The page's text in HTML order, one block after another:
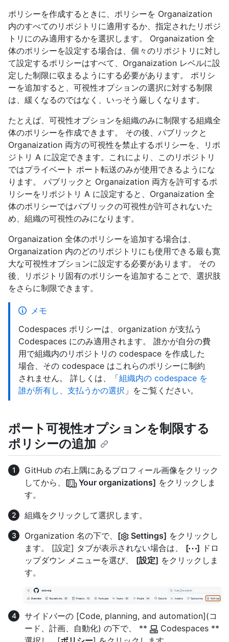
ポリシーを作成するときに、ポリシーを Organaization
内のすべてのリポジトリに適用するか、指定されたリポジ
トリにのみ適用するかを選択します。 Organaization 全
体のポリシーを設定する場合は、個々のリポジトリに対し
て設定するポリシーはすべて、Organaization レベルに設
定した制限に収まるようにする必要があります。 ポリシ
ーを追加すると、可視性オプションの選択に対する制限
は、緩くなるのではなく、いっそう厳しくなります。
たとえば、可視性オプションを組織のみに制限する組織全
体のポリシーを作成できます。 その後、パブリックと
Organaization 両方の可視性を禁止するポリシーを、リポ
ジトリ A に設定できます。これにより、このリポジトリ
ではプライベート ポート転送のみが使用できるようにな
ります。 パブリックと Organaization 両方を許可するポ
リシーをリポジトリ A に設定すると、Organaization 全
体のポリシーではパブリックの可視性が許可されないた
め、組織の可視性のみになります。
Organaization 全体のポリシーを追加する場合は、
Organaization 内のどのリポジトリにも使用できる最も寛
大な可視性オプションに設定する必要があります。 その
後、リポジトリ固有のポリシーを追加することで、選択肢
をさらに制限できます。
メモ
Codespaces ポリシーは、organization が支払う
Codespaces にのみ適用されます。 誰かが自分の費
用で組織内のリポジトリの codespace を作成した
場合、その codespace はこれらのポリシーに制約
されません。 詳しくは、「組織内の codespace を
誰が所有し、支払うかの選択 」をご覧ください。
ポート可視性オプションを制限する
ポリシーの追加
GitHub の右上隅にあるプロフィール画像をクリック
してから、 [ Your organizations] をクリックしま
す。
組織をクリックして選択します。
Organization 名の下で、 [ Settings] をクリックし
ます。 [設定] タブが表示されない場合は、 [ ] ドロ
ップダウン メニューを選び、 [設定] をクリックしま
す。
サイドバーの [Code, planning, and automation](コ
ード、計画、自動化) の下で、 **
Codespaces **